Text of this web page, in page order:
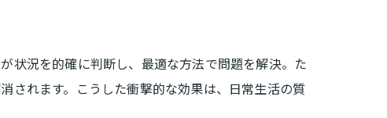
状況を的確に判断し、最適な方法で問題を解決。た
されます。こうした衝撃的な効果は、日常生活の質